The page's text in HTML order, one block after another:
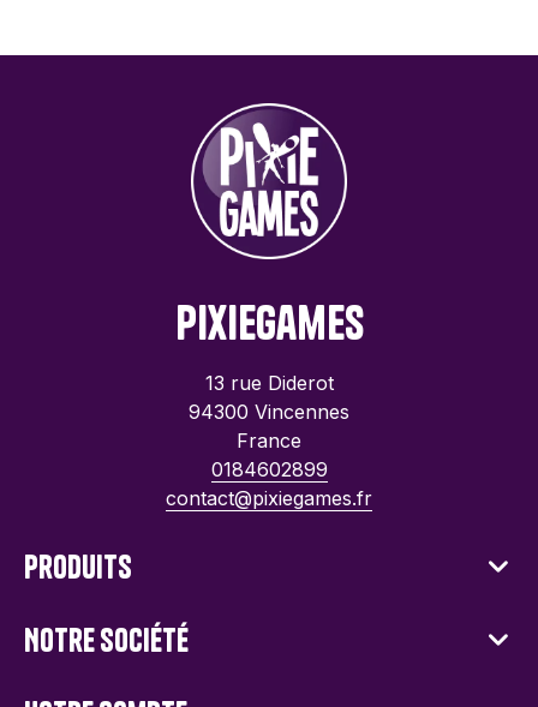
PixieGames
13 rue Diderot
94300 Vincennes
France
0184602899
contact@pixiegames.fr
Produits
Notre société